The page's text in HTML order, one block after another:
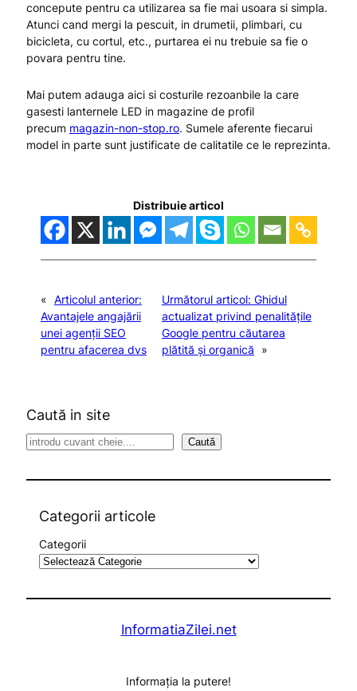
concepute pentru ca utilizarea sa fie mai usoara si simpla.
Atunci cand mergi la pescuit, in drumetii, plimbari, cu
bicicleta, cu cortul, etc., purtarea ei nu trebuie sa fie o
povara pentru tine.
Mai putem adauga aici si costurile rezoanbile la care
gasesti lanternele LED in magazine de profil
precum magazin-non-stop.ro. Sumele aferente fiecarui
model in parte sunt justificate de calitatile ce le reprezinta.
Distribuie articol
« Articolul anterior:
Avantajele angajării
unei agenții SEO
pentru afacerea dvs
Următorul articol: Ghidul
actualizat privind penalitățile
Google pentru căutarea
plătită și organică
»
Caută in site
S
Caută
Categorii articole
Categorii
InformatiaZilei.net
Informația la putere!